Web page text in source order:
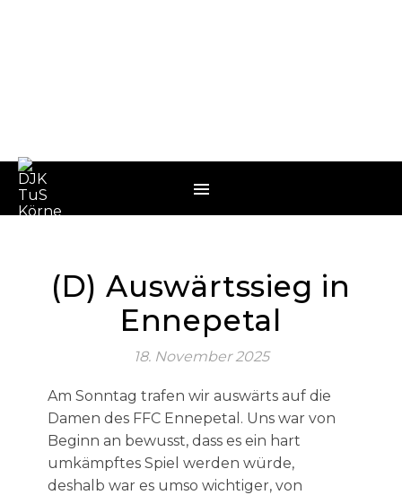
(D) Auswärtssieg in
Ennepetal
18. November 2025
Am Sonntag trafen wir auswärts auf die
Damen des FFC Ennepetal. Uns war von
Beginn an bewusst, dass es ein hart
umkämpftes Spiel werden würde,
deshalb war es umso wichtiger, von